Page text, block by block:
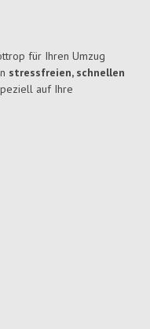
für Ihren Umzug
stressfreien, schnellen
auf Ihre